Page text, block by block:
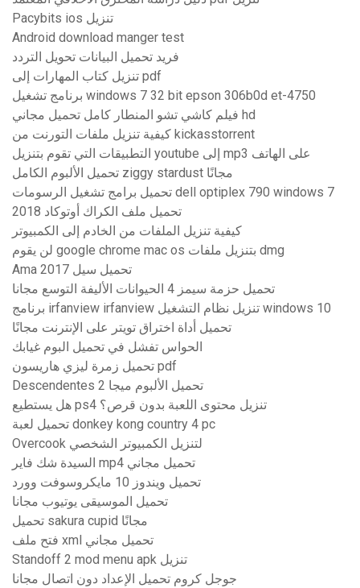
Pacybits ios تنزيل
Android download manger test
فريد تحميل البيانات تحويل التردد
تنزيل كتاب المهارات إلى pdf
برنامج تشغيل windows 7 32 bit epson 306b0d et-4750
فيلم كاشي تشو المنطار كامل تحميل مجاني hd
كيفية تنزيل ملفات التورنت من kickasstorrent
التطبيقات التي تقوم بتنزيل youtube إلى mp3 على الهاتف
تحميل الألبوم الكامل ziggy stardust مجانًا
تحميل برامج تشغيل الرسومات dell optiplex 790 windows 7
تحميل ملف الكراك أوتوكاد 2018
كيفية تنزيل الملفات من الخادم إلى الكمبيوتر
لن يقوم google chrome mac os بتنزيل ملفات dmg
Ama 2017 تحميل سيل
تحميل حزمة سيمز 4 الحيوانات الأليفة التوسع مجانا
برنامج irfanview irfanview تنزيل نظام التشغيل windows 10
تحميل أداة اختراق تويتر على الإنترنت مجانًا
الحواس تفشل في تحميل البوم غيابك
تحميل زمرة ليزي هاريسون pdf
Descendentes 2 تحميل الألبوم ميجا
هل يستطيع ps4 تنزيل محتوى اللعبة بدون قرص؟
تحميل لعبة donkey kong country 4 pc
Overcook لتنزيل الكمبيوتر الشخصي
السيدة شك فاير mp4 تحميل مجاني
تحميل ويندوز 10 مايكروسوفت وورد
تحميل الموسيقى يوتيوب مجانا
تحميل sakura cupid مجانًا
فتح ملف xml تحميل مجاني
Standoff 2 mod menu apk تنزيل
جوجل كروم تحميل الإعداد دون اتصال مجانا